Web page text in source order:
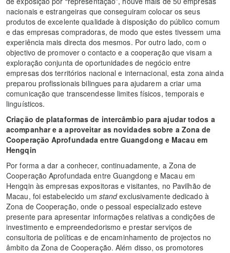
nacionais e estrangeiras que conseguiram colocar os seus
produtos de excelente qualidade à disposição do público comum
e das empresas compradoras, de modo que estes tivessem uma
experiência mais directa dos mesmos. Por outro lado, com o
objectivo de promover o contacto e a cooperação que visam a
exploração conjunta de oportunidades de negócio entre
empresas dos territórios nacional e internacional, esta zona ainda
preparou profissionais bilingues para ajudarem a criar uma
comunicação que transcendesse limites físicos, temporais e
linguísticos.
Criação de plataformas de intercâmbio para ajudar todos a
acompanhar e a aproveitar as novidades sobre a Zona de
Cooperação Aprofundadaentre Guangdong e Macau em
Hengqin
Por forma a dar a conhecer, continuadamente, a Zona de
Cooperação Aprofundada entre Guangdong e Macau em
Hengqin às empresas expositoras e visitantes, no Pavilhão de
Macau, foi estabelecido um standexclusivamente dedicado à
Zona de Cooperação, onde o pessoal especializado esteve
presente para apresentar informações relativas a condições de
investimento e empreendedorismo e prestar serviços de
consultoria de políticas e de encaminhamento de projectos no
âmbito da Zona de Cooperação. Além disso, os promotores